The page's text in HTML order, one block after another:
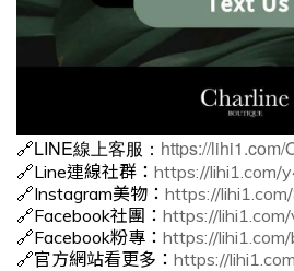
🔗LINE線上客服： https://lihi1.com/
🔗Line連線社群： https://lihi1.com/
🔗Instagram美物： https://
🔗Facebook社團： https://
🔗Facebook粉專： https://lihi1.com/
🔗官方網站看更多： https://